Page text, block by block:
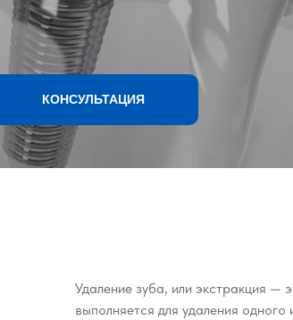
КОНСУЛЬТАЦИЯ
Удаление зуба, или экстракция —
выполняется для удаления одного